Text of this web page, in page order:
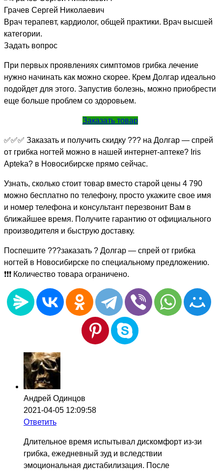
Грачев Сергей Николаевич
Врач терапевт, кардиолог, общей практики. Врач высшей
категории.
Задать вопрос
При первых проявлениях симптомов грибка лечение
нужно начинать как можно скорее. Крем Долгар идеально
подойдет для этого. Запустив болезнь, можно приобрести
еще больше проблем со здоровьем.
Заказать товар
✅✅✅ Заказать и получить скидку ??? на Долгар — спрей
от грибка ногтей можно в нашей интернет-аптеке? Iris
Apteka? в Новосибирске прямо сейчас.
Узнать, сколько стоит товар вместо старой цены 4 790
можно бесплатно по телефону, просто укажите свое имя
и номер телефона и консультант перезвонит Вам в
ближайшее время. Получите гарантию от официального
производителя и быструю доставку.
Поспешите ???заказать ? Долгар — спрей от грибка
ногтей в Новосибирске по специальному предложению.
❗❗❗ Количество товара ограничено.
Андрей Одинцов
2021-04-05 12:09:58
Ответить
Длительное время испытывал дискомфорт из-зи
грибка, ежедневный зуд и вследствии
эмоциональная дистабилизация. После